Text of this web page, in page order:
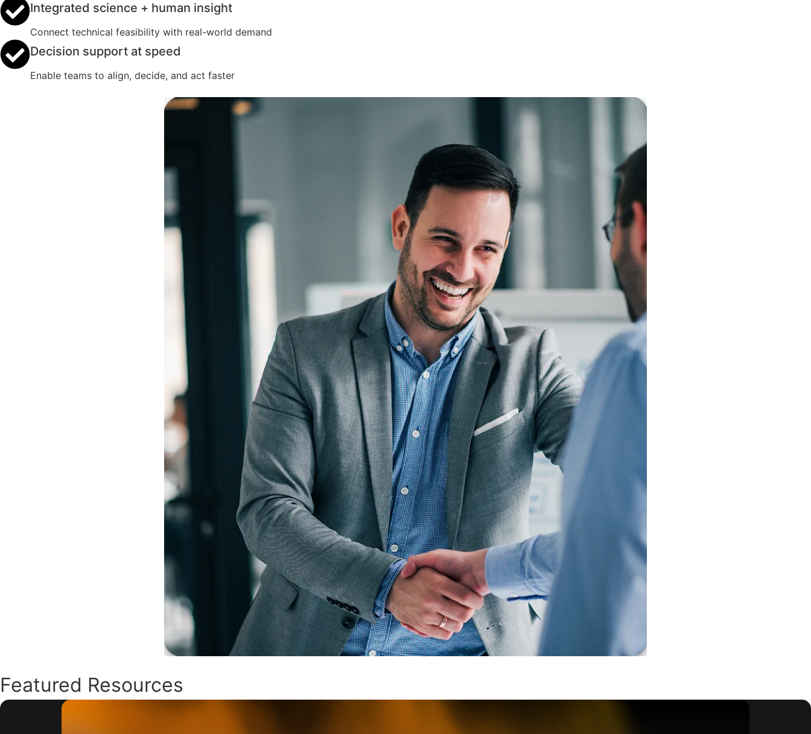
Integrated science + human insight
Connect technical feasibility with real-world demand
Decision support at speed
Enable teams to align, decide, and act faster
Featured Resources